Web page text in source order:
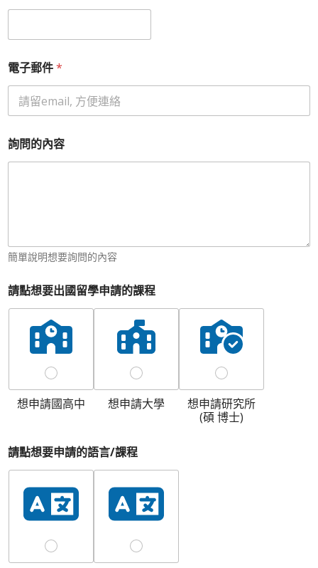
的
容
絡
電
話
I
D
電子郵件*
詢問的內容
簡單說明想要詢問的內容
請點想要出國留學申請的課程
想申請國高中 想申請大學
想申請研究所
(碩 博士)
請點想要申請的語言/課程